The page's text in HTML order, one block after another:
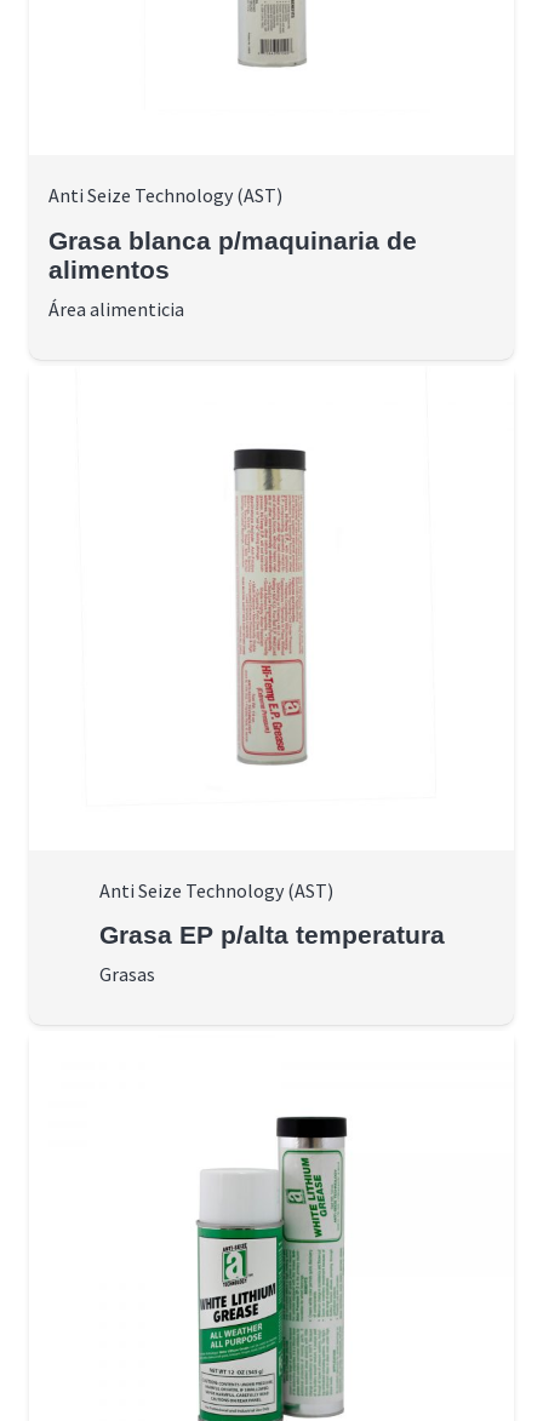
Anti Seize Technology (AST)
Grasa blanca p/maquinaria de
alimentos
Área alimenticia
Anti Seize Technology (AST)
Grasa EP p/alta temperatura
Grasas